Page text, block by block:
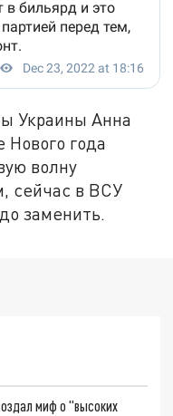
Украины Анна
Нового года
волну
сейчас в ВСУ
заменить.
миф о "высоких